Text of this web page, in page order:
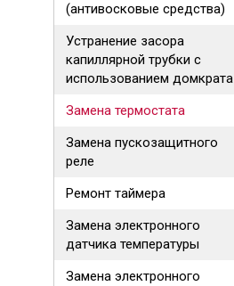
(антивосковые средства)
Устранение засора
капиллярной трубки с
использованием домкрата
Замена термостата
Замена пускозащитного
реле
Ремонт таймера
Замена электронного
датчика температуры
Замена электронного